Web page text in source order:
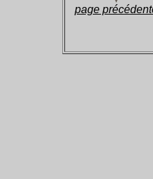
page